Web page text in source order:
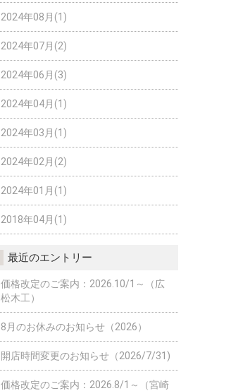
2024年08月(1)
2024年07月(2)
2024年06月(3)
2024年04月(1)
2024年03月(1)
2024年02月(2)
2024年01月(1)
2018年04月(1)
最近のエントリー
価格改定のご案内：2026.10/1～（広
松木工）
8月のお休みのお知らせ（2026）
開店時間変更のお知らせ（2026/7/31)
価格改定のご案内：2026.8/1～（宮崎